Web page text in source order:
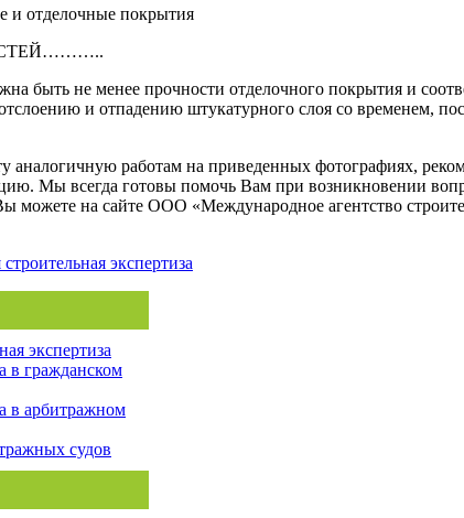
отделочные покрытия
быть не менее прочности отделочного покрытия и
и отпадению штукатурного слоя со временем,
аналогичную работам на приведенных фотографиях,
Мы всегда готовы помочь Вам при возникновении
можете на сайте ООО «Международное агентство
экспертиза
экспертиза
в гражданском
в арбитражном
судов